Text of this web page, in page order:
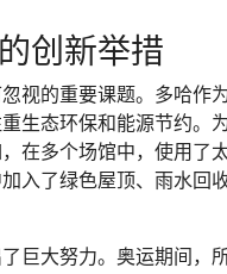
创新举措
视的重要课题。多哈作
生态环保和能源节约。
在多个场馆中，使用了
入了绿色屋顶、雨水回
巨大努力。奥运期间，